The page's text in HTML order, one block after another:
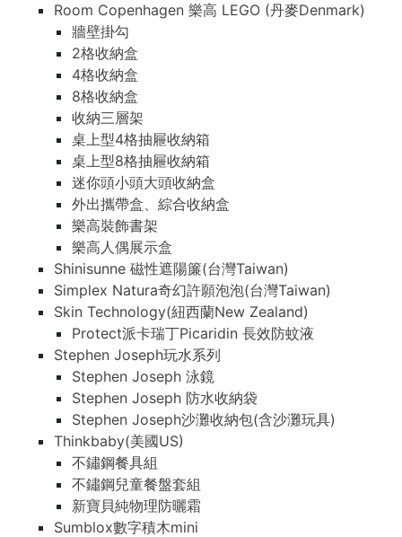
Room Copenhagen 樂高 LEGO (丹麥Denmark)
牆壁掛勾
2格收納盒
4格收納盒
8格收納盒
收納三層架
桌上型4格抽屜收納箱
桌上型8格抽屜收納箱
迷你頭小頭大頭收納盒
外出攜帶盒、綜合收納盒
樂高裝飾書架
樂高人偶展示盒
Shinisunne 磁性遮陽簾(台灣Taiwan)
Simplex Natura奇幻許願泡泡(台灣Taiwan)
Skin Technology(紐西蘭New Zealand)
Protect派卡瑞丁Picaridin 長效防蚊液
Stephen Joseph玩水系列
Stephen Joseph 泳鏡
Stephen Joseph 防水收納袋
Stephen Joseph沙灘收納包(含沙灘玩具)
Thinkbaby(美國US)
不鏽鋼餐具組
不鏽鋼兒童餐盤套組
新寶貝純物理防曬霜
Sumblox數字積木mini